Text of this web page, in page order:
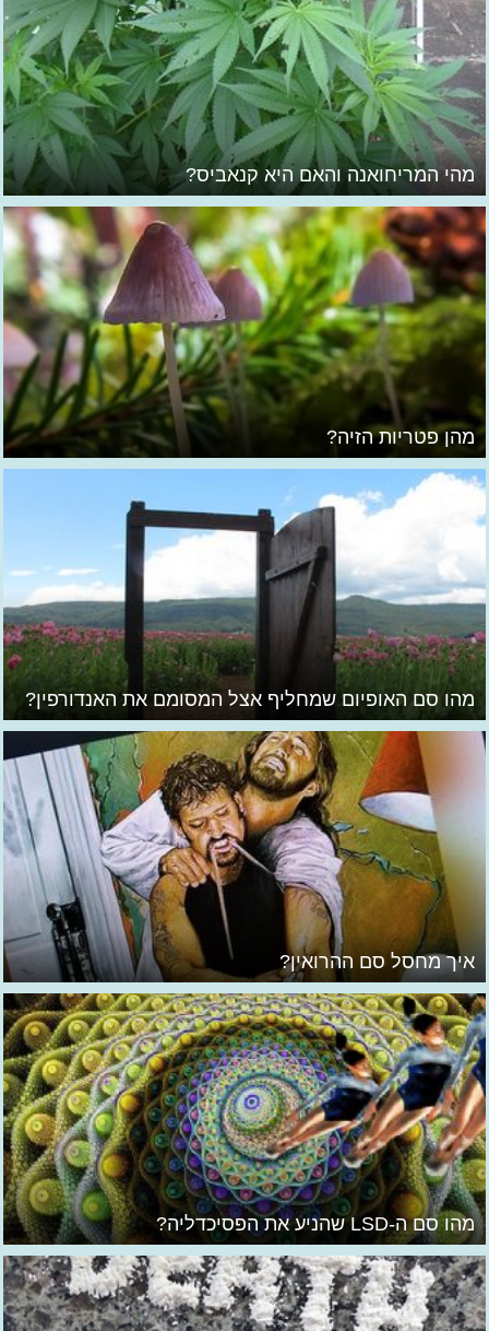
מהי המריחואנה והאם היא קנאביס?
מהן פטריות הזיה?
מהו סם האופיום שמחליף אצל המסומם את האנדורפין?
איך מחסל סם ההרואין?
מהו סם ה-LSD שהניע את הפסיכדליה?